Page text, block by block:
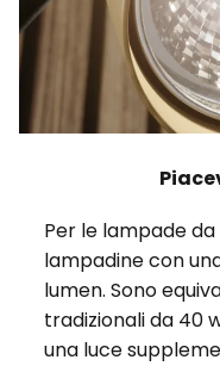
Per le lampade
lampadine con
lumen. Sono
tradizionali da 40
una luce